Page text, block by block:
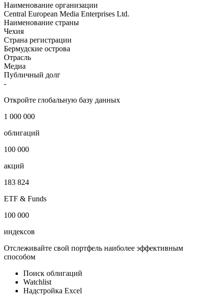
Наименование организации
Central European Media Enterprises Ltd.
Наименование страны
Чехия
Страна регистрации
Бермудские острова
Отрасль
Медиа
Публичный долг
-
Откройте глобальную базу данных
1 000 000
облигаций
100 000
акций
183 824
ETF & Funds
100 000
индексов
Отслеживайте свой портфель наиболее эффективным
способом
Поиск облигаций
Watchlist
Надстройка Excel